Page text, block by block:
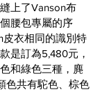
上了Vanson布
腰包專屬的序
皮衣相同的識別特
是訂為5,480元，
和綠色三種，麂
色共有駝色、棕色